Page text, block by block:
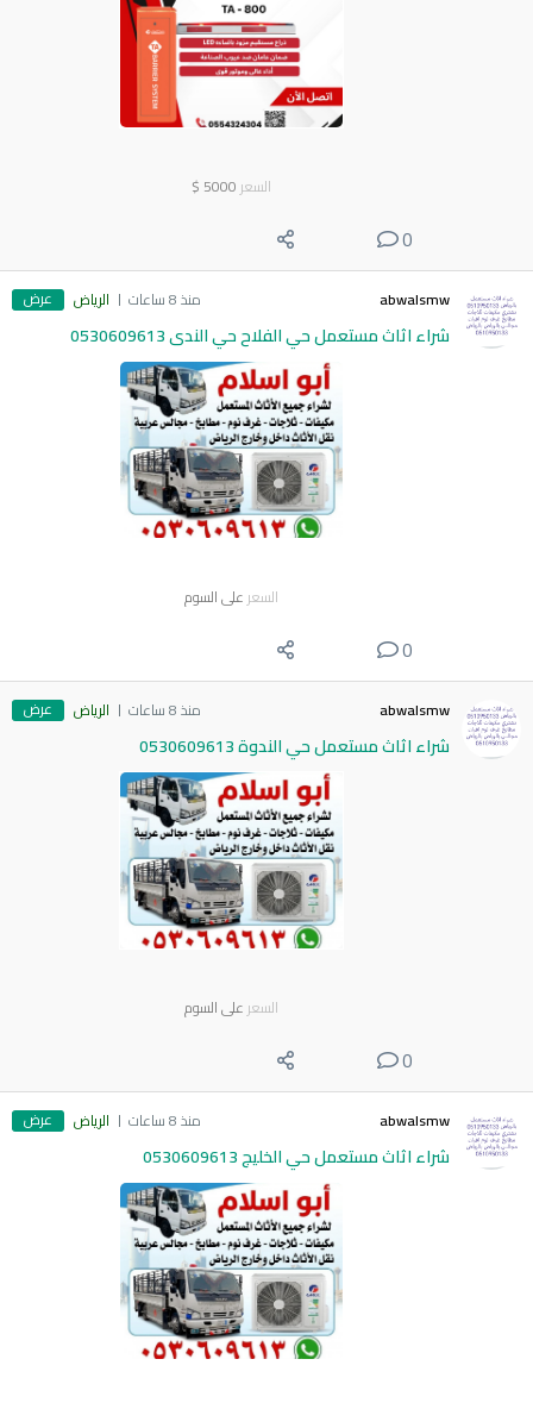
السعر 5000
$
0
abwalsmw منذ 8 ساعات الرياض عرض
شراء اثاث مستعمل حي الفلاح حي الندى 0530609613
السعر على السوم
0
abwalsmw منذ 8 ساعات الرياض عرض
شراء اثاث مستعمل حي الندوة 0530609613
السعر على السوم
0
abwalsmw منذ 8 ساعات الرياض عرض
شراء اثاث مستعمل حي الخليج 0530609613